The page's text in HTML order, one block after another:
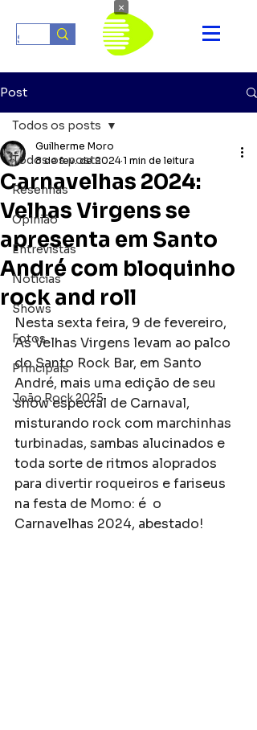
Post
Todos os posts
Resenhas
Opinião
Entrevistas
Notícias
Shows
Fotos
Principais
João Rock 2025
Todos os posts
Carnavelhas 2024:
Velhas Virgens se
apresenta em Santo
André com bloquinho
rock and roll
Guilherme Moro
8 de fev. de 2024 1 min de leitura
Nesta sexta feira, 9 de fevereiro,
As Velhas Virgens levam ao palco
do Santo Rock Bar, em Santo
André, mais uma edição de seu
show especial de Carnaval,
misturando rock com marchinhas
turbinadas, sambas alucinados e
toda sorte de ritmos aloprados
para divertir roqueiros e fariseus
na festa de Momo: é  o
Carnavelhas 2024, abestado!
×